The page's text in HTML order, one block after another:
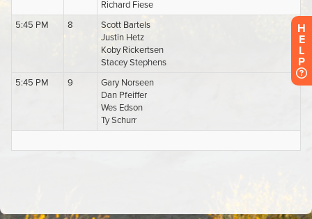
H
E
L
P